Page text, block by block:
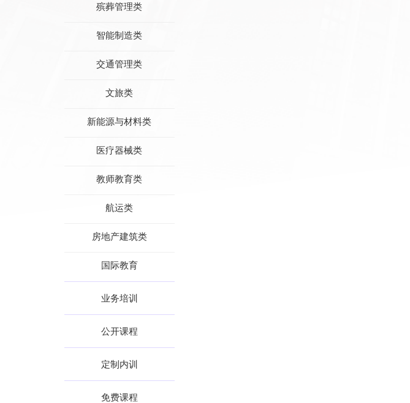
殡葬管理类
智能制造类
交通管理类
文旅类
新能源与材料类
医疗器械类
教师教育类
航运类
房地产建筑类
国际教育
业务培训
公开课程
定制内训
免费课程